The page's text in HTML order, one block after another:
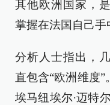
其他欧洲国家，
掌握在法国自己手
分析人士指出，
直包含“欧洲维度
埃马纽埃尔·迈特